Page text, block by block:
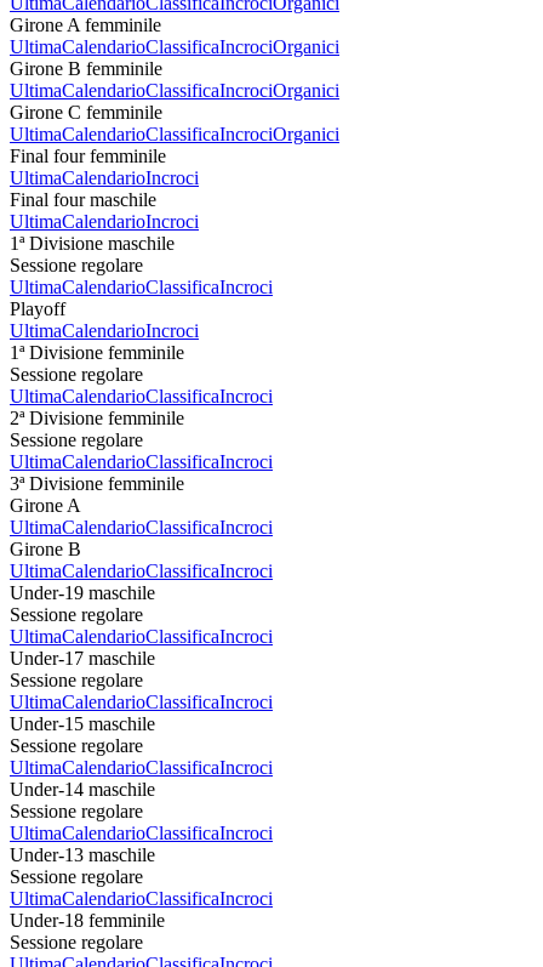
Girone A femminile
UltimaCalendarioClassificaIncrociOrganici
Girone B femminile
UltimaCalendarioClassificaIncrociOrganici
Girone C femminile
UltimaCalendarioClassificaIncrociOrganici
Final four femminile
UltimaCalendarioIncroci
Final four maschile
UltimaCalendarioIncroci
1ª Divisione maschile
Sessione regolare
UltimaCalendarioClassificaIncroci
Playoff
UltimaCalendarioIncroci
1ª Divisione femminile
Sessione regolare
UltimaCalendarioClassificaIncroci
2ª Divisione femminile
Sessione regolare
UltimaCalendarioClassificaIncroci
3ª Divisione femminile
Girone A
UltimaCalendarioClassificaIncroci
Girone B
UltimaCalendarioClassificaIncroci
Under-19 maschile
Sessione regolare
UltimaCalendarioClassificaIncroci
Under-17 maschile
Sessione regolare
UltimaCalendarioClassificaIncroci
Under-15 maschile
Sessione regolare
UltimaCalendarioClassificaIncroci
Under-14 maschile
Sessione regolare
UltimaCalendarioClassificaIncroci
Under-13 maschile
Sessione regolare
UltimaCalendarioClassificaIncroci
Under-18 femminile
Sessione regolare